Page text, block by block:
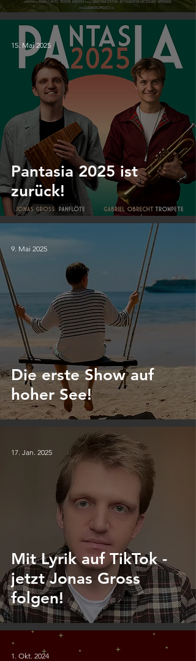
Pantasia 2025 ist
zurück!
15. Mai 2025
Die erste Show auf
hoher See!
9. Mai 2025
Mit Lyrik auf TikTok -
jetzt Jonas Gross
folgen!
17. Jan. 2025
1. Okt. 2024